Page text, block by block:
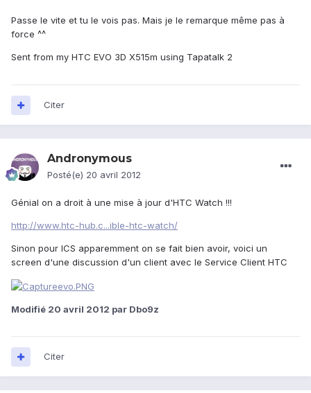
Passe le vite et tu le vois pas. Mais je le remarque même pas à
force ^^
Sent from my HTC EVO 3D X515m using Tapatalk 2
Citer
Andronymous
Posté(e) 20 avril 2012
Génial on a droit à une mise à jour d'HTC Watch !!!
http://www.htc-hub.c...ible-htc-watch/
Sinon pour ICS apparemment on se fait bien avoir, voici un
screen d'une discussion d'un client avec le Service Client HTC
Modifié 20 avril 2012 par Dbo9z
Citer